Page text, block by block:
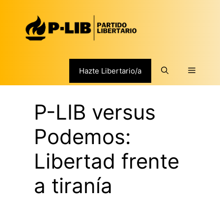
contenido
Hazte Libertario/a Menú
P-LIB versus
Podemos:
Libertad frente
a tiranía